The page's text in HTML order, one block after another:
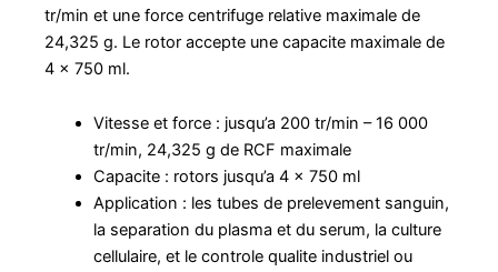
tr/min et une force centrifuge relative maximale de
24,325 g. Le rotor accepte une capacite maximale de
4 x 750 ml.
Vitesse et force : jusqu’a 200 tr/min – 16 000
tr/min, 24,325 g de RCF maximale
Capacite : rotors jusqu’a 4 x 750 ml
Application : les tubes de prelevement sanguin,
la separation du plasma et du serum, la culture
cellulaire, et le controle qualite industriel ou